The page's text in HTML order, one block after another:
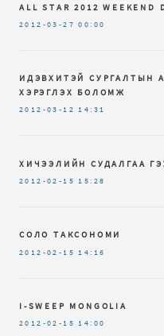
ALL STAR 2012 WEEKEND
2012-03-27 00:00
ИДЭВХИТЭЙ СУРГАЛТЫН
ХЭРЭГЛЭХ БОЛОМЖ
2012-03-12 14:31
ХИЧЭЭЛИЙН СУДАЛГАА
2012-02-15 15:28
СОЛО ТАКСОНОМИ
2012-02-15 14:16
I-SWEEP MONGOLIA
2012-02-15 14:00